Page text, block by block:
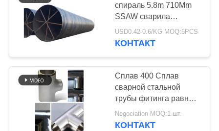
спираль 5.8m 710Mm
SSAW сварила
стальные трубы
USD0.42-0.6/KG MOQ:5PCS
КОНТАКТ
Сплав 400 Сплав
сварной стальной
трубы фитинга равный
Tee 300# 2'X1-1/2'
SCH40
Negociation MOQ:1 шт.
КОНТАКТ